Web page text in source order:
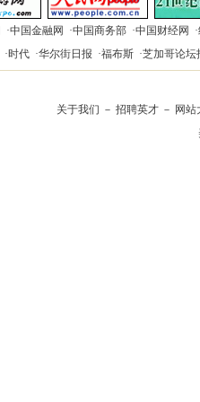
·中国金融网 ·中国商务部 ·中国财经网 ·
·时代 ·华尔街日报 ·福布斯 ·芝加哥论坛
关于我们 － 招聘英才 － 网站